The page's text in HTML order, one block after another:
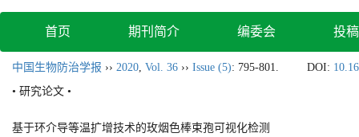
首页 期刊简介 编委会 投
中国生物防治学报 ›› 2020, Vol. 36 ›› Issue (5): 795-801. DOI:
• 研究论文 •
基于环介导等温扩增技术的玫烟色棒束孢可视化检测